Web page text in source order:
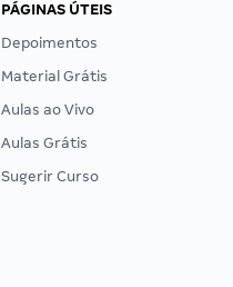
PÁGINAS ÚTEIS
Depoimentos
Material Grátis
Aulas ao Vivo
Aulas Grátis
Sugerir Curso